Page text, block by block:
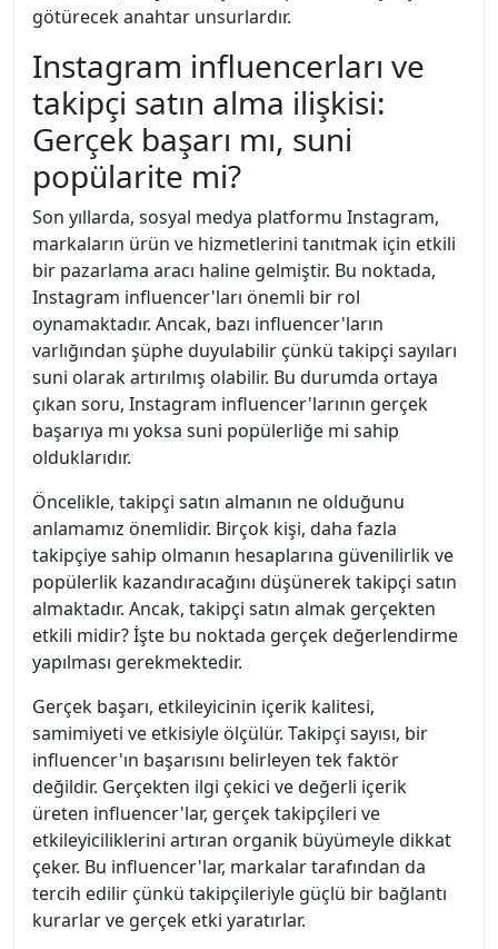
götürecek anahtar unsurlardır.
Instagram influencerları ve
takipçi satın alma ilişkisi:
Gerçek başarı mı, suni
popülarite mi?
Son yıllarda, sosyal medya platformu Instagram,
markaların ürün ve hizmetlerini tanıtmak için etkili
bir pazarlama aracı haline gelmiştir. Bu noktada,
Instagram influencer'ları önemli bir rol
oynamaktadır. Ancak, bazı influencer'ların
varlığından şüphe duyulabilir çünkü takipçi sayıları
suni olarak artırılmış olabilir. Bu durumda ortaya
çıkan soru, Instagram influencer'larının gerçek
başarıya mı yoksa suni popülerliğe mi sahip
olduklarıdır.
Öncelikle, takipçi satın almanın ne olduğunu
anlamamız önemlidir. Birçok kişi, daha fazla
takipçiye sahip olmanın hesaplarına güvenilirlik ve
popülerlik kazandıracağını düşünerek takipçi satın
almaktadır. Ancak, takipçi satın almak gerçekten
etkili midir? İşte bu noktada gerçek değerlendirme
yapılması gerekmektedir.
Gerçek başarı, etkileyicinin içerik kalitesi,
samimiyeti ve etkisiyle ölçülür. Takipçi sayısı, bir
influencer'ın başarısını belirleyen tek faktör
değildir. Gerçekten ilgi çekici ve değerli içerik
üreten influencer'lar, gerçek takipçileri ve
etkileyiciliklerini artıran organik büyümeyle dikkat
çeker. Bu influencer'lar, markalar tarafından da
tercih edilir çünkü takipçileriyle güçlü bir bağlantı
kurarlar ve gerçek etki yaratırlar.